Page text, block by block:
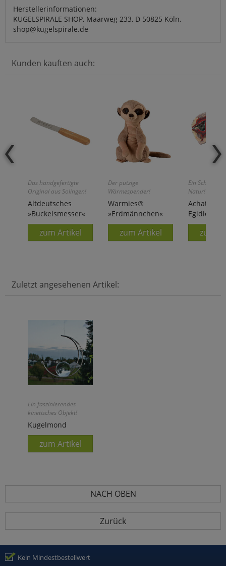
Herstellerinformationen:
KUGELSPIRALE SHOP, Maarweg 233, D 50825 Köln,
shop@kugelspirale.de
Kunden kauften auch:
Das handgefertigte
Original aus Solingen!
Altdeutsches
»Buckelsmesser«
zum Artikel
Der putzige
Wärmespender!
Warmies®
»Erdmännchen«
zum Artikel
Ein
Natur!
Achate
Egidien
zum
Zuletzt angesehenen Artikel:
Ein faszinierendes
kinetisches Objekt!
Kugelmond
zum Artikel
NACH OBEN
Zurück
Kein Mindestbestellwert